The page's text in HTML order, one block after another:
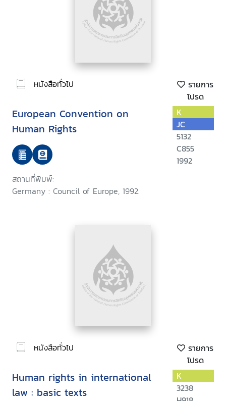
หนังสือทั่วไป
รายการ
โปรด
European Convention on
Human Rights
สถานที่พิมพ์:
Germany : Council of Europe, 1992.
K
JC
5132
C855
1992
หนังสือทั่วไป
รายการ
โปรด
Human rights in international
law : basic texts
K
3238